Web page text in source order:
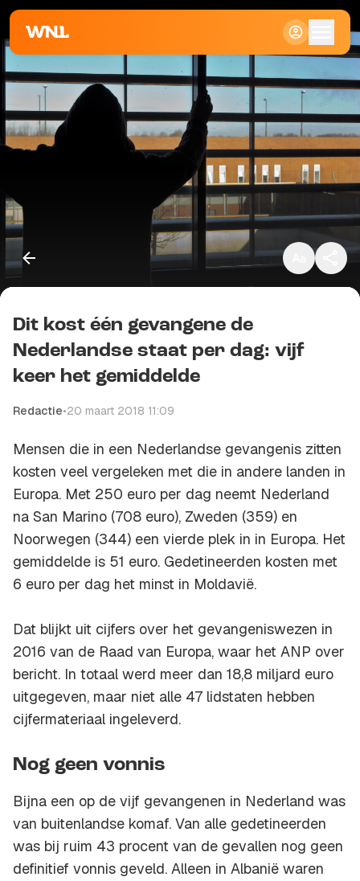
Klein
Standaard
Groot
Kopieer link
Dit kost één gevangene de
Nederlandse staat per dag: vijf
keer het gemiddelde
Redactie•20 maart 2018 11:09
Mensen die in een Nederlandse gevangenis zitten
kosten veel vergeleken met die in andere landen in
Europa. Met 250 euro per dag neemt Nederland
na San Marino (708 euro), Zweden (359) en
Noorwegen (344) een vierde plek in in Europa. Het
gemiddelde is 51 euro. Gedetineerden kosten met
6 euro per dag het minst in Moldavië.
Dat blijkt uit cijfers over het gevangeniswezen in
2016 van de Raad van Europa, waar het ANP over
bericht. In totaal werd meer dan 18,8 miljard euro
uitgegeven, maar niet alle 47 lidstaten hebben
cijfermateriaal ingeleverd.
Nog geen vonnis
Bijna een op de vijf gevangenen in Nederland was
van buitenlandse komaf. Van alle gedetineerden
was bij ruim 43 procent van de gevallen nog geen
definitief vonnis geveld. Alleen in Albanië waren